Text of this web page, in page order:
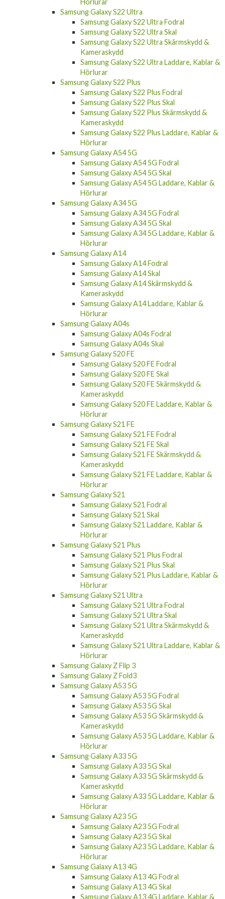
Samsung Galaxy S22 Ultra
Samsung Galaxy S22 Ultra Fodral
Samsung Galaxy S22 Ultra Skal
Samsung Galaxy S22 Ultra Skärmskydd &
Kameraskydd
Samsung Galaxy S22 Ultra Laddare, Kablar &
Hörlurar
Samsung Galaxy S22 Plus
Samsung Galaxy S22 Plus Fodral
Samsung Galaxy S22 Plus Skal
Samsung Galaxy S22 Plus Skärmskydd &
Kameraskydd
Samsung Galaxy S22 Plus Laddare, Kablar &
Hörlurar
Samsung Galaxy A54 5G
Samsung Galaxy A54 5G Fodral
Samsung Galaxy A54 5G Skal
Samsung Galaxy A54 5G Laddare, Kablar &
Hörlurar
Samsung Galaxy A34 5G
Samsung Galaxy A34 5G Fodral
Samsung Galaxy A34 5G Skal
Samsung Galaxy A34 5G Laddare, Kablar &
Hörlurar
Samsung Galaxy A14
Samsung Galaxy A14 Fodral
Samsung Galaxy A14 Skal
Samsung Galaxy A14 Skärmskydd &
Kameraskydd
Samsung Galaxy A14 Laddare, Kablar &
Hörlurar
Samsung Galaxy A04s
Samsung Galaxy A04s Fodral
Samsung Galaxy A04s Skal
Samsung Galaxy S20 FE
Samsung Galaxy S20 FE Fodral
Samsung Galaxy S20 FE Skal
Samsung Galaxy S20 FE Skärmskydd &
Kameraskydd
Samsung Galaxy S20 FE Laddare, Kablar &
Hörlurar
Samsung Galaxy S21 FE
Samsung Galaxy S21 FE Fodral
Samsung Galaxy S21 FE Skal
Samsung Galaxy S21 FE Skärmskydd &
Kameraskydd
Samsung Galaxy S21 FE Laddare, Kablar &
Hörlurar
Samsung Galaxy S21
Samsung Galaxy S21 Fodral
Samsung Galaxy S21 Skal
Samsung Galaxy S21 Laddare, Kablar &
Hörlurar
Samsung Galaxy S21 Plus
Samsung Galaxy S21 Plus Fodral
Samsung Galaxy S21 Plus Skal
Samsung Galaxy S21 Plus Laddare, Kablar &
Hörlurar
Samsung Galaxy S21 Ultra
Samsung Galaxy S21 Ultra Fodral
Samsung Galaxy S21 Ultra Skal
Samsung Galaxy S21 Ultra Skärmskydd &
Kameraskydd
Samsung Galaxy S21 Ultra Laddare, Kablar &
Hörlurar
Samsung Galaxy Z Flip 3
Samsung Galaxy Z Fold3
Samsung Galaxy A53 5G
Samsung Galaxy A53 5G Fodral
Samsung Galaxy A53 5G Skal
Samsung Galaxy A53 5G Skärmskydd &
Kameraskydd
Samsung Galaxy A53 5G Laddare, Kablar &
Hörlurar
Samsung Galaxy A33 5G
Samsung Galaxy A33 5G Skal
Samsung Galaxy A33 5G Skärmskydd &
Kameraskydd
Samsung Galaxy A33 5G Laddare, Kablar &
Hörlurar
Samsung Galaxy A23 5G
Samsung Galaxy A23 5G Fodral
Samsung Galaxy A23 5G Skal
Samsung Galaxy A23 5G Laddare, Kablar &
Hörlurar
Samsung Galaxy A13 4G
Samsung Galaxy A13 4G Fodral
Samsung Galaxy A13 4G Skal
Samsung Galaxy A13 4G Laddare, Kablar &